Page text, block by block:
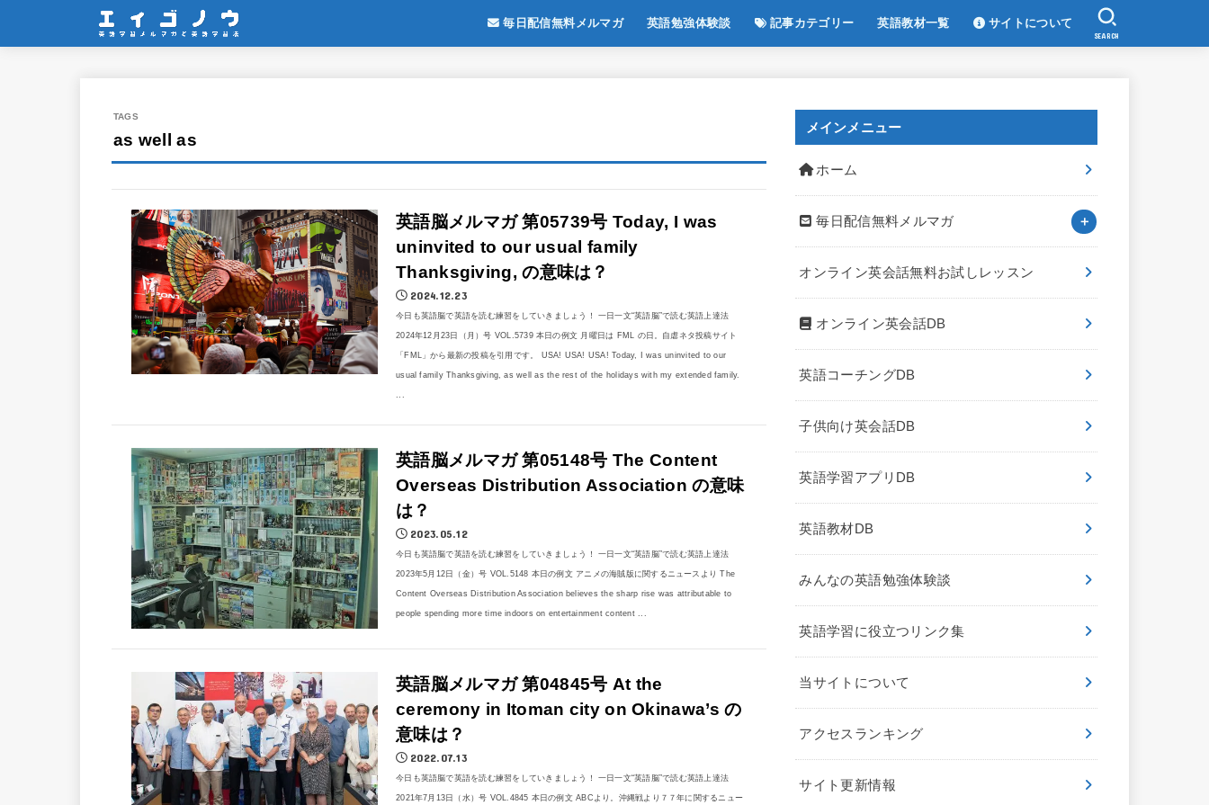
毎日配信無料メルマガ 英語勉強体験談 記事カテゴリー 英語教材一覧 サイトについて
SEARCH
as well as
英語脳メルマガ 第05739号 Today, I was
uninvited to our usual family
Thanksgiving, の意味は？
2024.12.23
今日も英語脳で英語を読む練習をしていきましょう！ 一日一文“英語脳”で読む英語上達法
2024年12月23日（月）号 VOL.5739 本日の例文 月曜日は FML の日。自虐ネタ投稿サイト
「FML」から最新の投稿を引用です。 USA! USA! USA! Today, I was uninvited to our
usual family Thanksgiving, as well as the rest of the holidays with my extended family.
...
英語脳メルマガ 第05148号 The Content
Overseas Distribution Association の意味
は？
2023.05.12
今日も英語脳で英語を読む練習をしていきましょう！ 一日一文“英語脳”で読む英語上達法
2023年5月12日（金）号 VOL.5148 本日の例文 アニメの海賊版に関するニュースより The
Content Overseas Distribution Association believes the sharp rise was attributable to
people spending more time indoors on entertainment content ...
英語脳メルマガ 第04845号 At the
ceremony in Itoman city on Okinawa’s の
意味は？
2022.07.13
今日も英語脳で英語を読む練習をしていきましょう！ 一日一文“英語脳”で読む英語上達法
2021年7月13日（水）号 VOL.4845 本日の例文 ABCより。沖縄戦より７７年に関するニュー
メインメニュー
ホーム
毎日配信無料メルマガ
オンライン英会話無料お試しレッスン
オンライン英会話DB
英語コーチングDB
子供向け英会話DB
英語学習アプリDB
英語教材DB
みんなの英語勉強体験談
英語学習に役立つリンク集
当サイトについて
アクセスランキング
サイト更新情報